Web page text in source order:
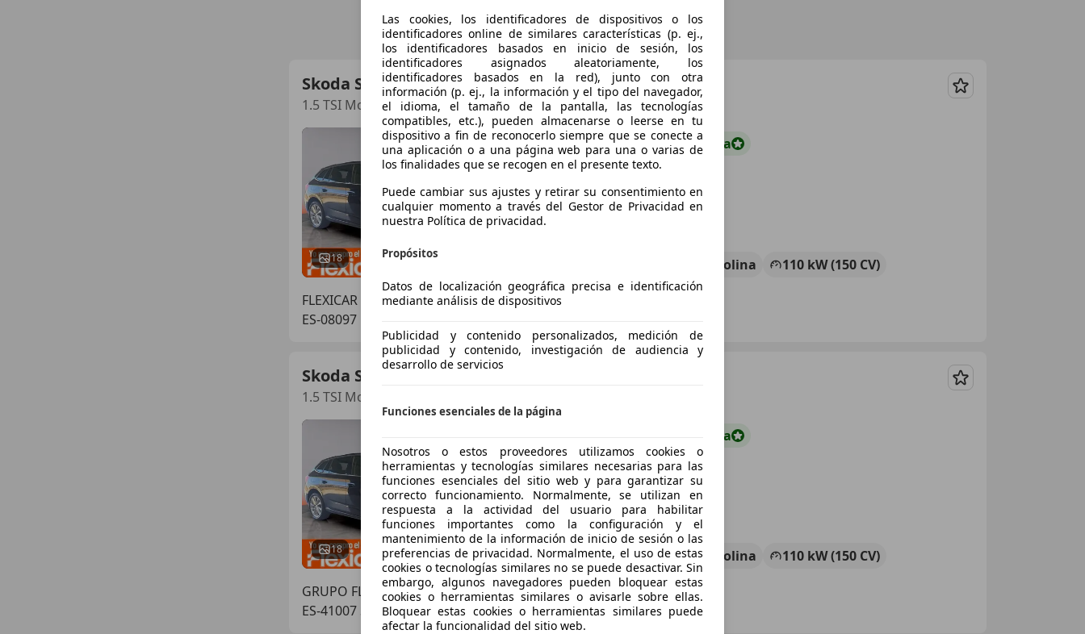
Skoda Scala
1.5 TSI Montecarlo 110kW
Guardar
18
€ 13.8901 Súperoferta
Gasolina
110 kW (150 CV)
FLEXICAR GRUPO BARCELONA.
ES-08097 L'Hospitalet de Llobregat
Skoda Scala
1.5 TSI Montecarlo 110kW
Guardar
18
oferta
04/2022 95.557 km Gasolina
110 kW (150 CV)
GRUPO FLEXICAR SEVILLA.
ES-41007 SEVILLA
Las cookies, los identificadores de dispositivos o los
identificadores online de similares características (p. ej.,
los identificadores basados en inicio de sesión, los
identificadores asignados aleatoriamente, los
identificadores basados en la red), junto con otra
información (p. ej., la información y el tipo del navegador,
el idioma, el tamaño de la pantalla, las tecnologías
compatibles, etc.), pueden almacenarse o leerse en tu
dispositivo a fin de reconocerlo siempre que se conecte a
una aplicación o a una página web para una o varias de
los finalidades que se recogen en el presente texto.
Puede cambiar sus ajustes y retirar su consentimiento en
cualquier momento a través del Gestor de Privacidad en
nuestra Política de privacidad.
Propósitos
Datos de localización geográfica precisa e identificación
mediante análisis de dispositivos
Publicidad y contenido personalizados, medición de
publicidad y contenido, investigación de audiencia y
desarrollo de servicios
Funciones esenciales de la página
Nosotros o estos proveedores utilizamos cookies o
herramientas y tecnologías similares necesarias para las
funciones esenciales del sitio web y para garantizar su
correcto funcionamiento. Normalmente, se utilizan en
respuesta a la actividad del usuario para habilitar
funciones importantes como la configuración y el
mantenimiento de la información de inicio de sesión o las
preferencias de privacidad. Normalmente, el uso de estas
cookies o tecnologías similares no se puede desactivar. Sin
embargo, algunos navegadores pueden bloquear estas
cookies o herramientas similares o avisarle sobre ellas.
Bloquear estas cookies o herramientas similares puede
afectar la funcionalidad del sitio web.